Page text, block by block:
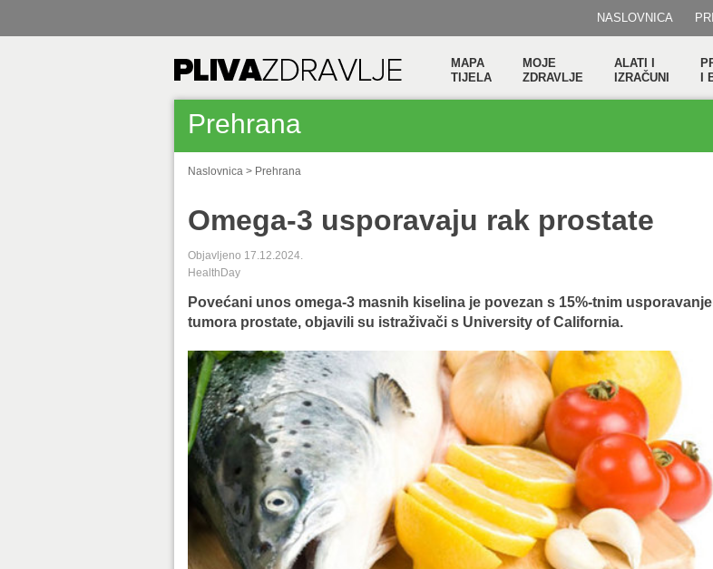
NASLOVNICA
MAPA
TIJELA
MOJE
ZDRAVLJE
ALATI I
IZRAČUNI
I
Prehrana
Naslovnica > Prehrana
Omega-3 usporavaju rak prostate
Objavljeno 17.12.2024.
HealthDay
Povećani unos omega-3 masnih kiselina je povezan s 15%-tnim
tumora prostate, objavili su istraživači s University of California.